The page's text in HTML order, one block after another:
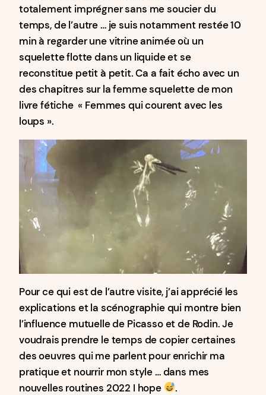
totalement imprégner sans me soucier du
temps, de l’autre … je suis notamment restée 10
min à regarder une vitrine animée où un
squelette flotte dans un liquide et se
reconstitue petit à petit. Ca a fait écho avec un
des chapitres sur la femme squelette de mon
livre fétiche « Femmes qui courent avec les
loups ».
Pour ce qui est de l’autre visite, j’ai apprécié les
explications et la scénographie qui montre bien
l’influence mutuelle de Picasso et de Rodin. Je
voudrais prendre le temps de copier certaines
des oeuvres qui me parlent pour enrichir ma
pratique et nourrir mon style … dans mes
nouvelles routines 2022 I hope
.